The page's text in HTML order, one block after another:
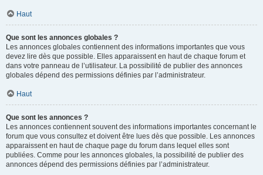
Haut
Que sont les annonces globales ?
Les annonces globales contiennent des informations importantes que vous
devez lire dès que possible. Elles apparaissent en haut de chaque forum et
dans votre panneau de l’utilisateur. La possibilité de publier des annonces
globales dépend des permissions définies par l’administrateur.
Haut
Que sont les annonces ?
Les annonces contiennent souvent des informations importantes concernant le
forum que vous consultez et doivent être lues dès que possible. Les annonces
apparaissent en haut de chaque page du forum dans lequel elles sont
publiées. Comme pour les annonces globales, la possibilité de publier des
annonces dépend des permissions définies par l’administrateur.